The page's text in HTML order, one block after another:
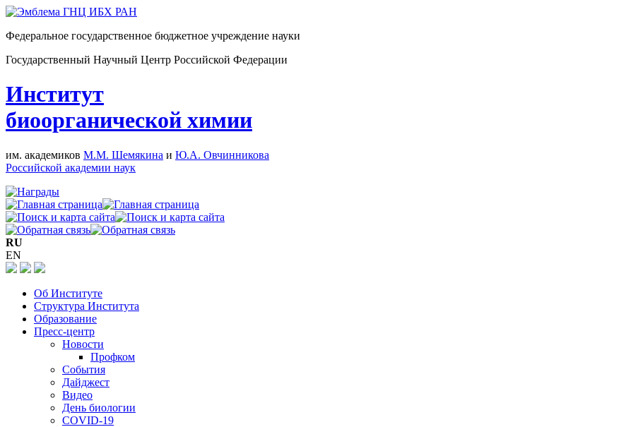
Федеральное государственное бюджетное учреждение науки
Государственный Научный Центр Российской Федерации
Институт
биоорганической химии
им. академиков М.М. Шемякина и Ю.А. Овчинникова
Российской академии наук
RU
EN
Об Институте
Структура Института
Образование
Пресс-центр
Новости
Профком
События
Дайджест
Видео
День биологии
COVID-19